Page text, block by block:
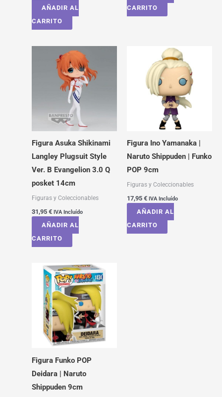
AÑADIR AL
CARRITO
CARRITO
Figura Asuka Shikinami
Langley Plugsuit Style
Ver. B Evangelion 3.0 Q
posket 14cm
Figuras y Coleccionables
31,95 € IVA Incluído
AÑADIR AL
CARRITO
Figura Ino Yamanaka |
Naruto Shippuden | Funko
POP 9cm
Figuras y Coleccionables
17,95 € IVA Incluído
AÑADIR AL
CARRITO
Figura Funko POP
Deidara | Naruto
Shippuden 9cm